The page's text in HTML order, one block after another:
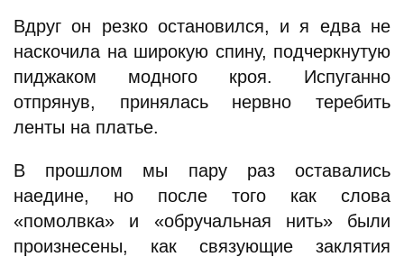
Вдруг он резко остановился, и я едва не
наскочила на широкую спину, подчеркнутую
пиджаком модного кроя. Испуганно
отпрянув, принялась нервно теребить
ленты на платье.
В прошлом мы пару раз оставались
наедине, но после того как слова
«помолвка» и «обручальная нить» были
произнесены, как связующие заклятия